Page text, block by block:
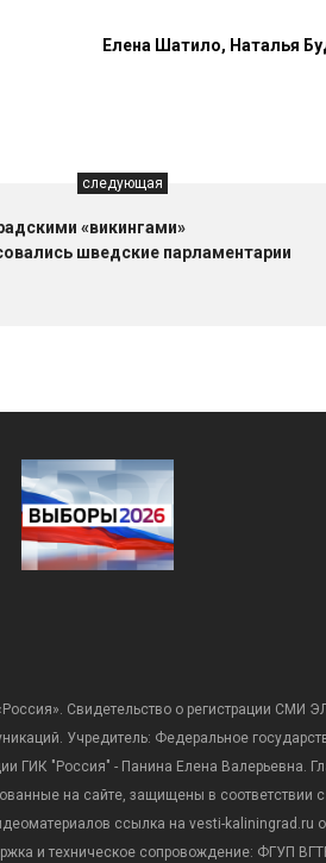
Елена Шатило, Наталья
следующая
«викингами»
шведские парламентарии
Свидетельство о регистрации
Учредитель: Федеральное
ГИК "Россия" - Панина Елена Валерьевна.
на сайте, защищены в
ссылка на vesti-kaliningrad.ru
и техническое сопровождение: ФГУП